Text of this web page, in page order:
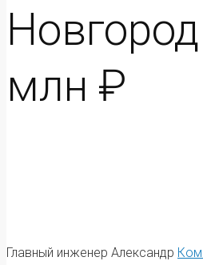
млн ₽
Главный инженер Александр